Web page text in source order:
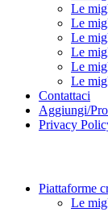
Le
Le
Le
Le
Le
Le
Contattaci
Aggiungi/
Privacy
Piattaforme
Le